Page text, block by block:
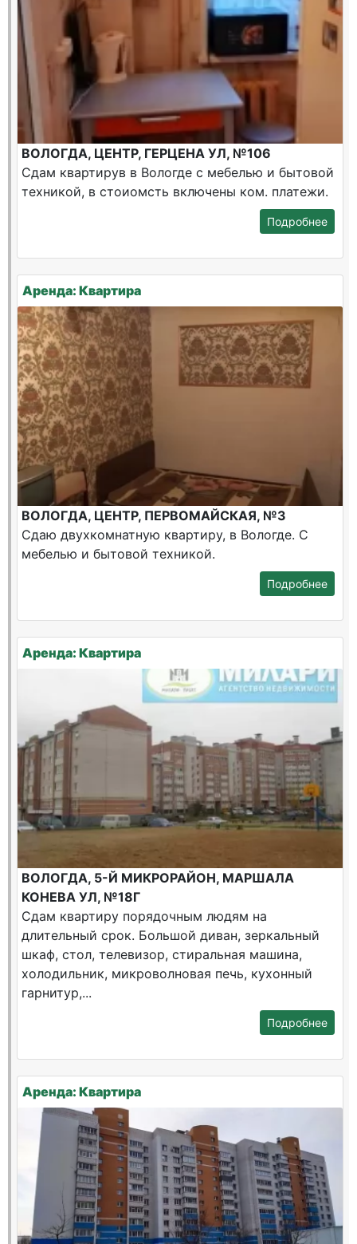
ВОЛОГДА, ЦЕНТР, ГЕРЦЕНА УЛ, №106
Сдам квартирув в Вологде с мебелью и бытовой
техникой, в стоиомсть включены ком. платежи.
Подробнее
Аренда: Квартира
ВОЛОГДА, ЦЕНТР, ПЕРВОМАЙСКАЯ, №3
Сдаю двухкомнатную квартиру, в Вологде. С
мебелью и бытовой техникой.
Подробнее
Аренда: Квартира
ВОЛОГДА, 5-Й МИКРОРАЙОН, МАРШАЛА
КОНЕВА УЛ, №18Г
Сдам квартиру порядочным людям на
длительный срок. Большой диван, зеркальный
шкаф, стол, телевизор, стиральная машина,
холодильник, микроволновая печь, кухонный
гарнитур,...
Подробнее
Аренда: Квартира